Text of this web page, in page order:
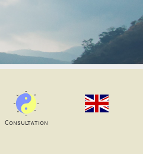
Consultation